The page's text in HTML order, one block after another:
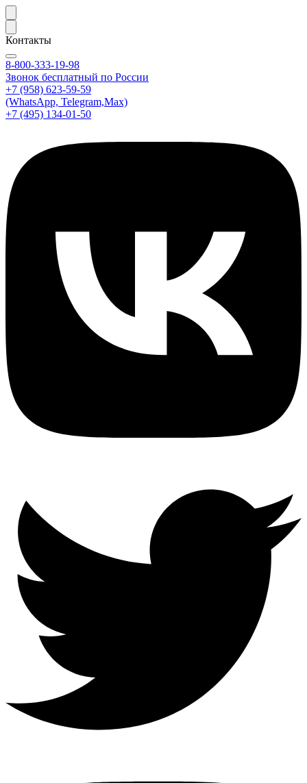
Контакты
8-800-333-19-98
Звонок бесплатный по России
+7 (958) 623-59-59
(WhatsApp, Telegram,Max)
+7 (495) 134-01-50